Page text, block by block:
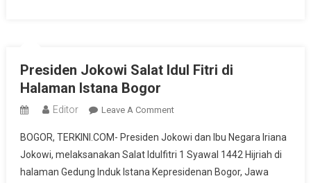
Presiden Jokowi Salat Idul Fitri di
Halaman Istana Bogor
Editor Leave A CommentOn
Jokowi
Salat
Idul
BOGOR, TERKINI.COM- Presiden Jokowi dan Ibu Negara Iriana
Jokowi, melaksanakan Salat Idulfitri 1 Syawal 1442 Hijriah di
halaman Gedung Induk Istana Kepresidenan Bogor, Jawa